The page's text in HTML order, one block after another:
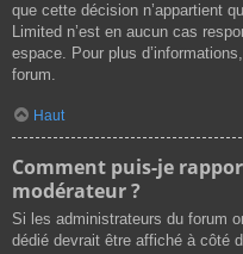
que cette décision n’appartient
Limited n’est en aucun cas
espace. Pour plus
forum.
Haut
Comment puis-je
modérateur ?
Si les administrateurs du forum
dédié devrait être affiché à côté